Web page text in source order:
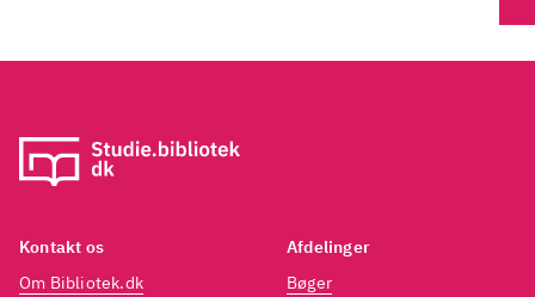
Kontakt os
Om Bibliotek.dk
Afdelinger
Bøger